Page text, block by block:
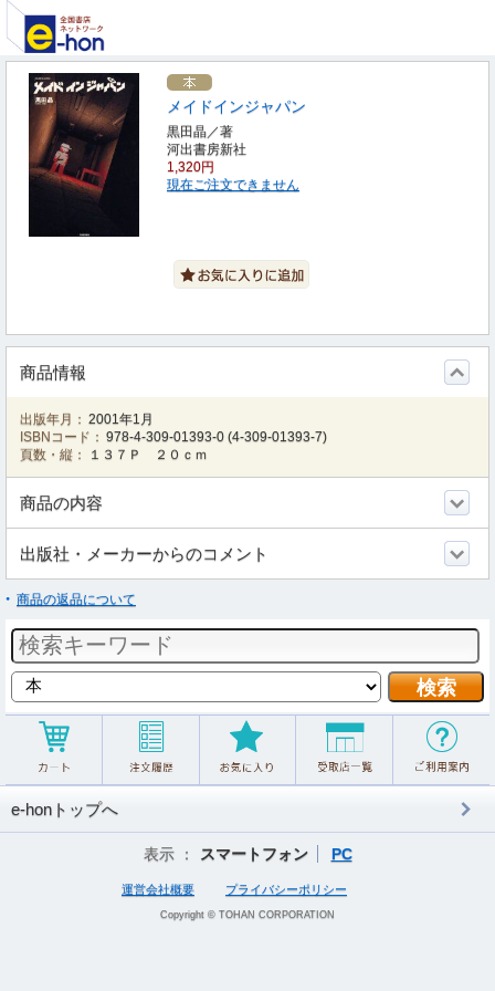
メイドインジャパン
黒田晶／著
河出書房新社
1,320円
現在ご注文できません
商品情報
出版年月： 2001年1月
ISBNコード： 978-4-309-01393-0 (4-309-01393-7)
頁数・縦：
１３７Ｐ ２０ｃｍ
商品の内容
出版社・メーカーからのコメント
商品の返品について
e-honトップへ
表示 ： スマートフォン PC
運営会社概要 プライバシーポリシー
Copyright © TOHAN CORPORATION